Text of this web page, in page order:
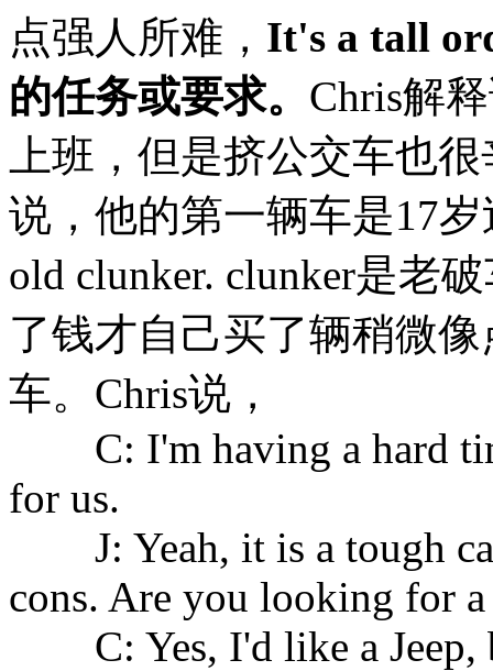
点强人所难， It's a tall
的任务或要求。 Chris解
上班，但是挤公交车也
说，他的第一辆车是17
old clunker. clunker是老
了钱才自己买了辆稍微像
车。Chris说，
C: I'm having a hard
for us.
J: Yeah, it is a tough
cons. Are you looking for a
C: Yes, I'd like a Jeep,